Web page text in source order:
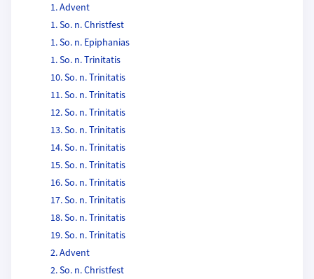
1. Advent
1. So. n. Christfest
1. So. n. Epiphanias
1. So. n. Trinitatis
10. So. n. Trinitatis
11. So. n. Trinitatis
12. So. n. Trinitatis
13. So. n. Trinitatis
14. So. n. Trinitatis
15. So. n. Trinitatis
16. So. n. Trinitatis
17. So. n. Trinitatis
18. So. n. Trinitatis
19. So. n. Trinitatis
2. Advent
2. So. n. Christfest